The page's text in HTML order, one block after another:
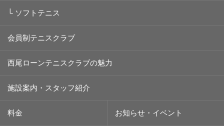
└ ソフトテニス
会員制テニスクラブ
西尾ローンテニスクラブの魅力
施設案内・スタッフ紹介
料金 お知らせ・イベント